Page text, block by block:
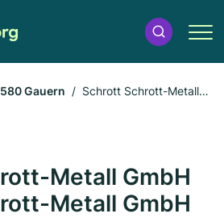
Gauern
Schrott Schrott-Metall
Metall GmbH
Metall GmbH